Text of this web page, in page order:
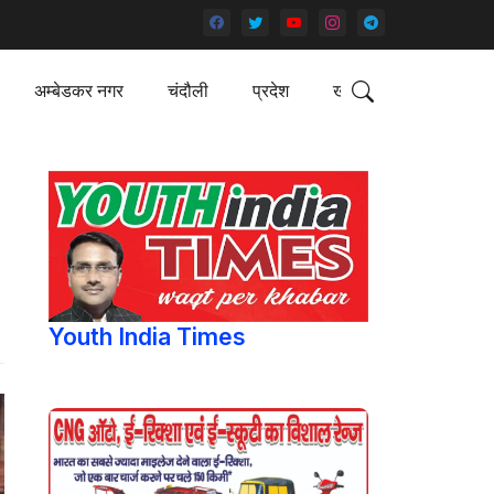
अम्बेडकर नगर चंदौली प्रदेश खेल
Youth India Times